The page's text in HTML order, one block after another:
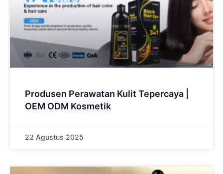
Produsen Perawatan Kulit Tepercaya |
OEM ODM Kosmetik
22 Agustus 2025